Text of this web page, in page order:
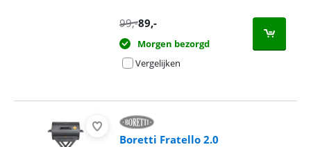
99,-89,-
Morgen bezorgd
Vergelijken
Boretti Fratello 2.0